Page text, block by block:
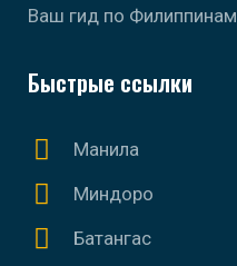
Ваш гид по Филиппинам
Быстрые ссылки
Манила
Миндоро
Батангас